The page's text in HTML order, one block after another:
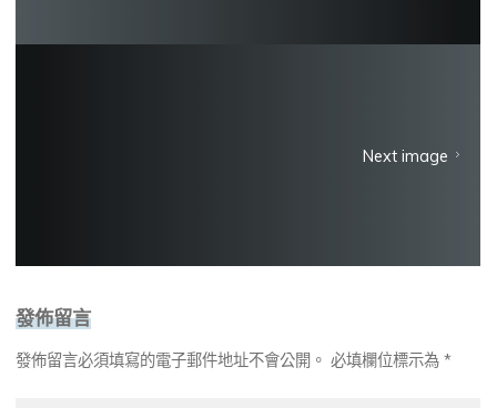
Next image
發佈留言
發佈留言必須填寫的電子郵件地址不會公開。 必填欄位標示為*